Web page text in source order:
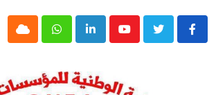
Youtube
LinkedIn
Whatsapp
Cloud